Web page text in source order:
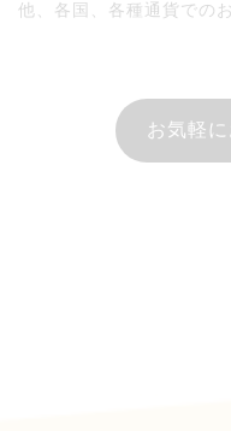
他、各国、各種通貨での
お気軽